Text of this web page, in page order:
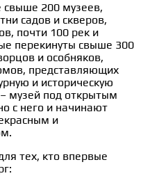
200 музеев,
садов и скверов,
почти 100 рек и
перекинуты свыше 300
и особняков,
представляющих
и историческую
музей под открытым
с него и начинают
и
тех, кто впервые